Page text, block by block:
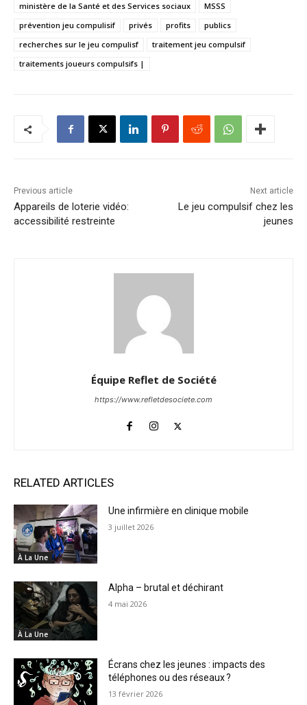
ministère de la Santé et des Services sociaux
MSSS
prévention jeu compulisif
privés profits
publics
recherches sur le jeu compulisf
traitement jeu compulsif
traitements joueurs compulsifs |
Previous article
Appareils de loterie vidéo:
accessibilité restreinte
Next article
Le jeu compulsif chez les
jeunes
Équipe Reflet de Société
https://www.refletdesociete.com
RELATED ARTICLES
À La Une
Une infirmière en clinique mobile
3 juillet 2026
À La Une
Alpha – brutal et déchirant
4 mai 2026
Écrans chez les jeunes : impacts des
téléphones ou des réseaux ?
13 février 2026